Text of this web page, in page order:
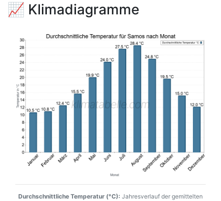
📈 Klimadiagramme
Durchschnittliche Temperatur (°C): Jahresverlauf der gemittelten